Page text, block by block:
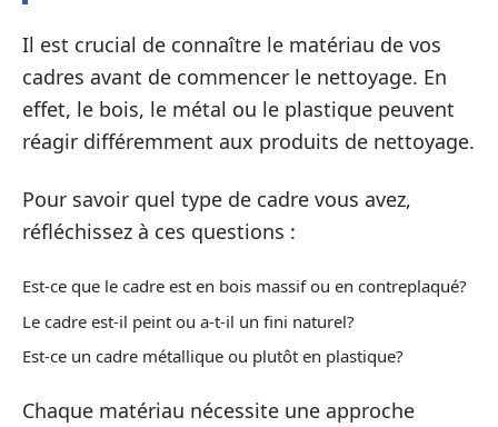
Il est crucial de connaître le matériau de vos
cadres avant de commencer le nettoyage. En
effet, le bois, le métal ou le plastique peuvent
réagir différemment aux produits de nettoyage.
Pour savoir quel type de cadre vous avez,
réfléchissez à ces questions :
Est-ce que le cadre est en bois massif ou en contreplaqué?
Le cadre est-il peint ou a-t-il un fini naturel?
Est-ce un cadre métallique ou plutôt en plastique?
Chaque matériau nécessite une approche